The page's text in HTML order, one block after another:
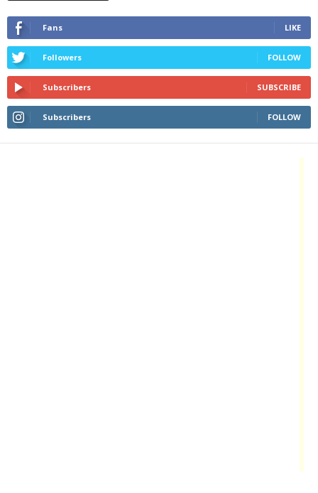
Fans LIKE
Followers FOLLOW
Subscribers SUBSCRIBE
Subscribers FOLLOW